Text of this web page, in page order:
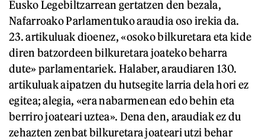
Eusko Legebiltzarrean gertatzen den bezala,
Nafarroako Parlamentuko araudia oso irekia da.
23. artikuluak dioenez, «osoko bilkuretara eta kide
diren batzordeen bilkuretara joateko beharra
dute» parlamentariek. Halaber, araudiaren 130.
artikuluak aipatzen du hutsegite larria dela hori ez
egitea; alegia, «era nabarmenean edo behin eta
berriro joateari uztea». Dena den, araudiak ez du
zehazten zenbat bilkuretara joateari utzi behar